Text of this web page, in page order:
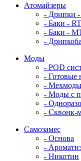
Атомайзеры
- Дрипки
- Баки -
- Баки -
-
Моды
- POD
- Готовые
- Мехмоды
- Моды с
-
- Сквонк-
Самозамес
- Основа
-
- Никотин